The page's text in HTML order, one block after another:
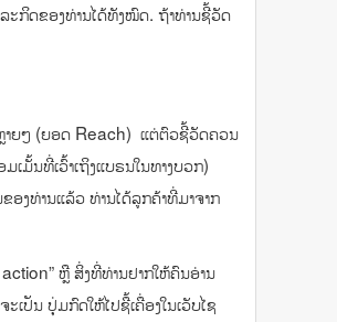
ະກິດຂອງທ່ານໄດ້ທັງໝົດ. ຖ້າທ່ານຊີ້ວັດ
ຍໆ (ຍອດ Reach) ແຕ່ຕົວຊີ້ວັດຄວນ
ມັ້ນທີ່ເວົ້າເຖິງແບຣນໃນທາງບວກ)
ງທ່ານແລ້ວ ທ່ານໄດ້ລູກຄ້າທີ່ມາຈາກ
ຫຼື ສິ່ງທີ່ທ່ານຢາກໃຫ້ຄົນອ່ານ
ເປັນ ປຸ່ມກົດໃຫ້ໄປຊື້ເຄື່ອງໃນເວັບໄຊ